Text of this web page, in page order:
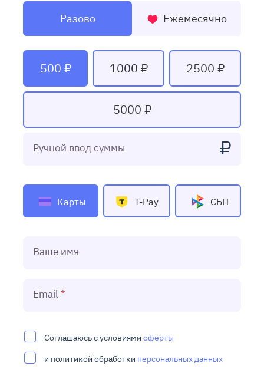
Разово Ежемесячно
500 ₽ 1000 ₽ 2500 ₽
5000 ₽
Ручной ввод суммы ₽
Карты T-Pay СБП
Ваше имя
Email
Соглашаюсь с условиями оферты
и политикой обработки персональных данных